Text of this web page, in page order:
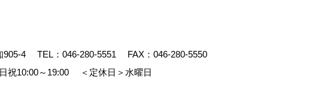
905-4 TEL： 046-280-5551
FAX：046-280-5550
祝10:00～19:00
＜定休日＞水曜日